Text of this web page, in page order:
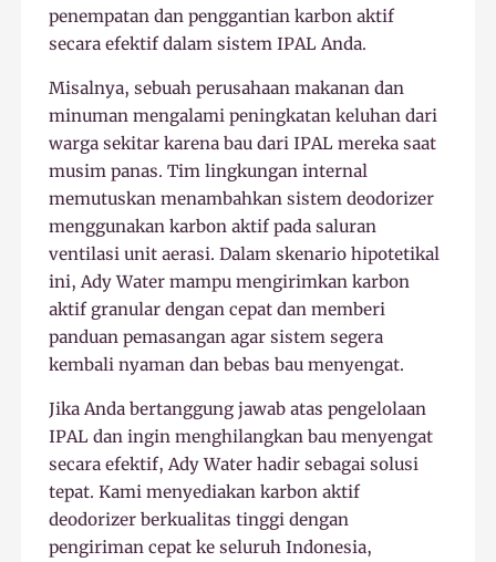
penempatan dan penggantian karbon aktif
secara efektif dalam sistem IPAL Anda.
Misalnya, sebuah perusahaan makanan dan
minuman mengalami peningkatan keluhan dari
warga sekitar karena bau dari IPAL mereka saat
musim panas. Tim lingkungan internal
memutuskan menambahkan sistem deodorizer
menggunakan karbon aktif pada saluran
ventilasi unit aerasi. Dalam skenario hipotetikal
ini, Ady Water mampu mengirimkan karbon
aktif granular dengan cepat dan memberi
panduan pemasangan agar sistem segera
kembali nyaman dan bebas bau menyengat.
Jika Anda bertanggung jawab atas pengelolaan
IPAL dan ingin menghilangkan bau menyengat
secara efektif, Ady Water hadir sebagai solusi
tepat. Kami menyediakan karbon aktif
deodorizer berkualitas tinggi dengan
pengiriman cepat ke seluruh Indonesia,